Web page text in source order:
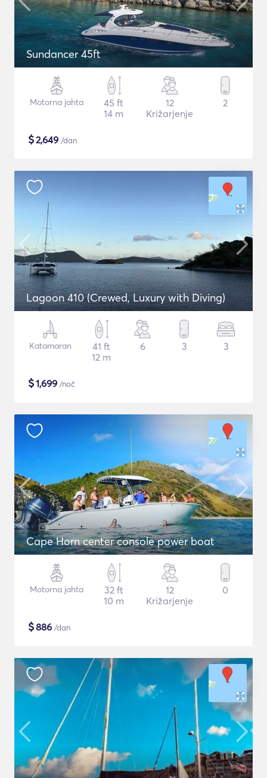
Sundancer 45ft
Motorna jahta
45 ft
14 m
12
Križarjenje
2
$2,649 /dan
Lagoon 410 (Crewed, Luxury with Diving)
Katamaran
41 ft
12 m
6 3 3
$1,699 /noč
Cape Horn center console power boat
Motorna jahta
32 ft
10 m
12
Križarjenje
0
$886 /dan